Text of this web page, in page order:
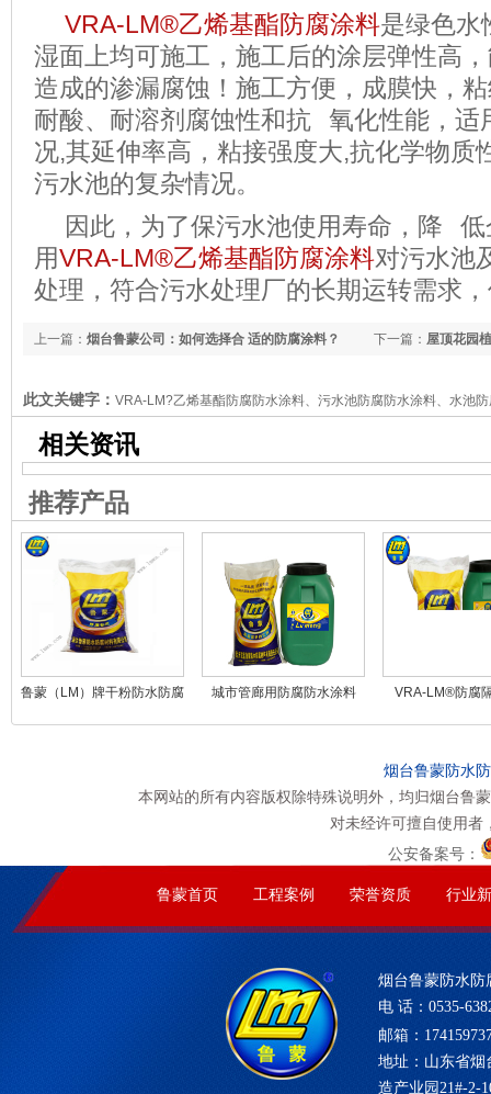
VRA-LM®乙烯基酯防腐涂料是绿色水
湿面上均可施工，施工后的涂层弹性高
造成的渗漏腐蚀！施工方便，成膜快，
耐酸、耐溶剂腐蚀性和抗 氧化性能，适
况,其延伸率高，粘接强度大,抗化学物
污水池的复杂情况。
因此，为了保污水池使用寿命，降
用VRA-LM®乙烯基酯防腐涂料对污水池
处理，符合污水处理厂的长期运转需求
下一篇： 屋顶花园
上一篇： 烟台鲁蒙公司：如何选择合 适的防腐涂料？
此文关键字： VRA-LM?乙烯基酯防腐防水涂料、污水池防腐防水涂料、水池
相关资讯
推荐产品
鲁蒙（LM）牌干粉防水防腐
城市管廊用防腐防水涂料 VRA-LM®防腐
烟台鲁蒙防水
本网站的所有内容版权除特殊说明外，均归烟台鲁
对未经许可擅自使用者
公安备案号：
鲁蒙首页 工程案例 荣誉资质 行业
烟台鲁蒙防水防
电 话：0535-
邮箱：
地址：山东省烟
造产业园21#-2-